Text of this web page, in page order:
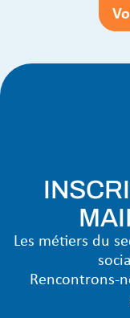
Les métiers du
Rencontrons-